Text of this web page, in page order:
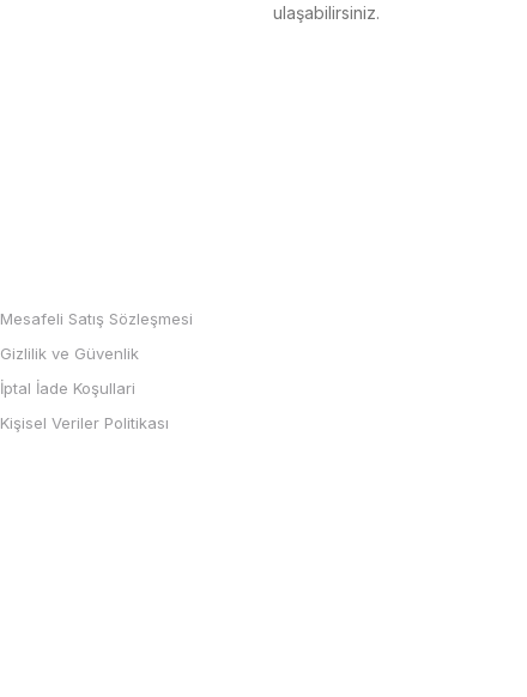
ulaşabilirsiniz.
Mesafeli Satış Sözleşmesi
Gizlilik ve Güvenlik
İptal İade Koşullari
Kişisel Veriler Politikası